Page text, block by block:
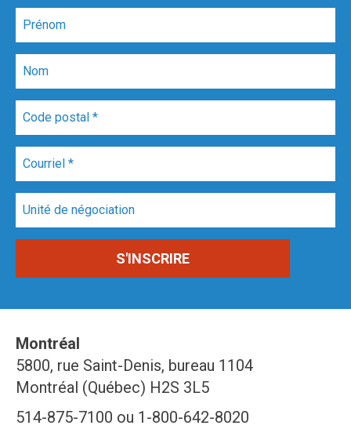
Montréal
5800, rue Saint-Denis, bureau 1104
Montréal (Québec) H2S 3L5
514-875-7100 ou 1-800-642-8020